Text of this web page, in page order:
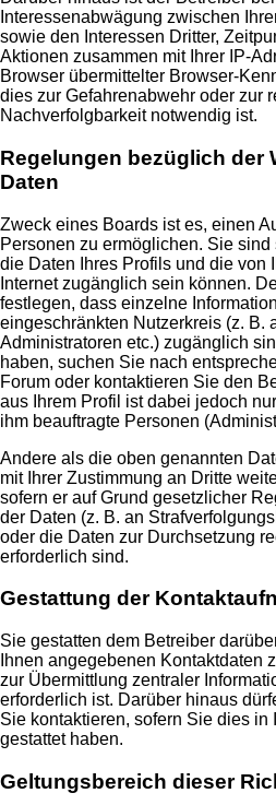
Interessenabwägung zwischen
sowie den Interessen Dritter,
Aktionen zusammen mit Ihrer IP-
Browser übermittelter Browser-
dies zur Gefahrenabwehr oder zur
Nachverfolgbarkeit notwendig ist.
Regelungen bezüglich der
Daten
Zweck eines Boards ist es, einen
Personen zu ermöglichen. Sie
die Daten Ihres Profils und die von
Internet zugänglich sein können.
festlegen, dass einzelne
eingeschränkten Nutzerkreis (z. B.
Administratoren etc.) zugänglich
haben, suchen Sie nach
Forum oder kontaktieren Sie den
aus Ihrem Profil ist dabei jedoch
ihm beauftragte Personen
Andere als die oben genannten
mit Ihrer Zustimmung an Dritte
sofern er auf Grund gesetzlicher
der Daten (z. B. an
oder die Daten zur Durchsetzung
erforderlich sind.
Gestattung der
Sie gestatten dem Betreiber
Ihnen angegebenen Kontaktdaten
zur Übermittlung zentraler
erforderlich ist. Darüber hinaus
Sie kontaktieren, sofern Sie dies
gestattet haben.
Geltungsbereich dieser